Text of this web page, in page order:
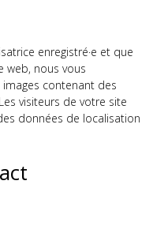
enregistré·e et que
web, nous vous
images contenant des
visiteurs de votre site
données de localisation